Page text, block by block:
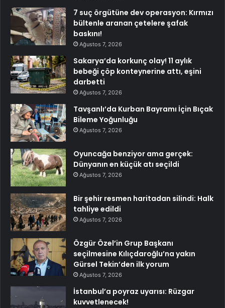
7 suç örgütüne dev operasyon: Kırmızı
bültenle aranan çetelere şafak
baskını!
Ağustos 7, 2026
Sakarya’da korkunç olay! 11 aylık
bebeği çöp konteynerine attı, eşini
darbetti
Ağustos 7, 2026
Tavşanlı’da Kurban Bayramı İçin Bıçak
Bileme Yoğunluğu
Ağustos 7, 2026
Oyuncağa benziyor ama gerçek:
Dünyanın en küçük atı seçildi
Ağustos 7, 2026
Bir şehir resmen haritadan silindi: Halk
tahliye edildi
Ağustos 7, 2026
Özgür Özel’in Grup Başkanı
seçilmesine Kılıçdaroğlu’na yakın
Gürsel Tekin’den ilk yorum
Ağustos 7, 2026
İstanbul’a poyraz uyarısı: Rüzgar
kuvvetlenecek!